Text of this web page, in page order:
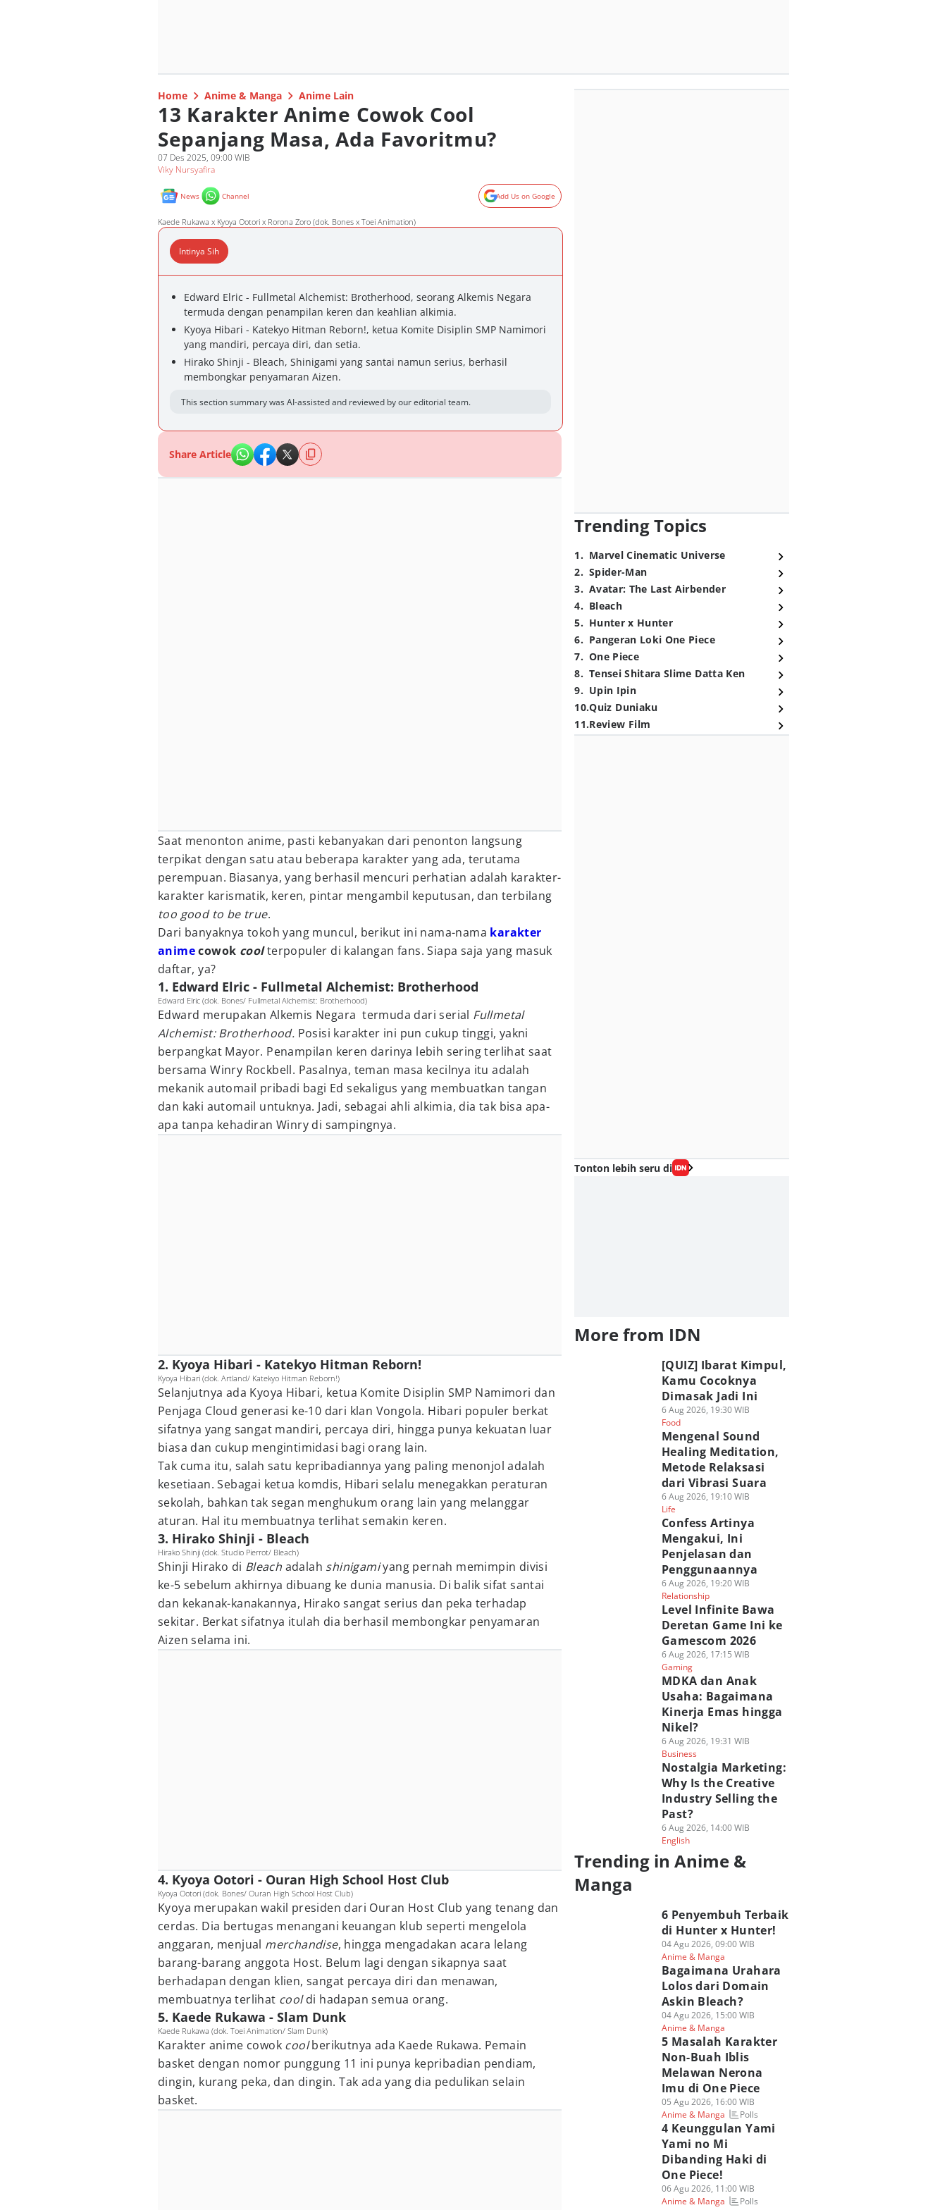
Home Anime & Manga Anime Lain
13 Karakter Anime Cowok Cool
Sepanjang Masa, Ada Favoritmu?
07 Des 2025, 09:00 WIB
Viky Nursyafira
News Channel Add Us on Google
Kaede Rukawa x Kyoya Ootori x Rorona Zoro (dok. Bones x Toei Animation)
Intinya Sih
Edward Elric - Fullmetal Alchemist: Brotherhood, seorang Alkemis Negara
termuda dengan penampilan keren dan keahlian alkimia.
Kyoya Hibari - Katekyo Hitman Reborn!, ketua Komite Disiplin SMP Namimori
yang mandiri, percaya diri, dan setia.
Hirako Shinji - Bleach, Shinigami yang santai namun serius, berhasil
membongkar penyamaran Aizen.
This section summary was AI-assisted and reviewed by our editorial team.
Share Article
Saat menonton anime, pasti kebanyakan dari penonton langsung
terpikat dengan satu atau beberapa karakter yang ada, terutama
perempuan. Biasanya, yang berhasil mencuri perhatian adalah karakter-
karakter karismatik, keren, pintar mengambil keputusan, dan terbilang
too good to be true.
Dari banyaknya tokoh yang muncul, berikut ini nama-nama karakter
animecowok coolterpopuler di kalangan fans. Siapa saja yang masuk
daftar, ya?
1. Edward Elric - Fullmetal Alchemist: Brotherhood
Edward Elric (dok. Bones/ Fullmetal Alchemist: Brotherhood)
Edward merupakan Alkemis Negara termuda dari serial Fullmetal
Alchemist: Brotherhood. Posisi karakter ini pun cukup tinggi, yakni
berpangkat Mayor. Penampilan keren darinya lebih sering terlihat saat
bersama Winry Rockbell. Pasalnya, teman masa kecilnya itu adalah
mekanik automail pribadi bagi Ed sekaligus yang membuatkan tangan
dan kaki automail untuknya. Jadi, sebagai ahli alkimia, dia tak bisa apa-
apa tanpa kehadiran Winry di sampingnya.
2. Kyoya Hibari - Katekyo Hitman Reborn!
Kyoya Hibari (dok. Artland/ Katekyo Hitman Reborn!)
Selanjutnya ada Kyoya Hibari, ketua Komite Disiplin SMP Namimori dan
Penjaga Cloud generasi ke-10 dari klan Vongola. Hibari populer berkat
sifatnya yang sangat mandiri, percaya diri, hingga punya kekuatan luar
biasa dan cukup mengintimidasi bagi orang lain.
Tak cuma itu, salah satu kepribadiannya yang paling menonjol adalah
kesetiaan. Sebagai ketua komdis, Hibari selalu menegakkan peraturan
sekolah, bahkan tak segan menghukum orang lain yang melanggar
aturan. Hal itu membuatnya terlihat semakin keren.
3. Hirako Shinji - Bleach
Hirako Shinji (dok. Studio Pierrot/ Bleach)
Shinji Hirako di Bleach adalah shinigamiyang pernah memimpin divisi
ke-5 sebelum akhirnya dibuang ke dunia manusia. Di balik sifat santai
dan kekanak-kanakannya, Hirako sangat serius dan peka terhadap
sekitar. Berkat sifatnya itulah dia berhasil membongkar penyamaran
Aizen selama ini.
4. Kyoya Ootori - Ouran High School Host Club
Kyoya Ootori (dok. Bones/ Ouran High School Host Club)
Kyoya merupakan wakil presiden dari Ouran Host Club yang tenang dan
cerdas. Dia bertugas menangani keuangan klub seperti mengelola
anggaran, menjual merchandise, hingga mengadakan acara lelang
barang-barang anggota Host. Belum lagi dengan sikapnya saat
berhadapan dengan klien, sangat percaya diri dan menawan,
membuatnya terlihat cooldi hadapan semua orang.
5. Kaede Rukawa - Slam Dunk
Kaede Rukawa (dok. Toei Animation/ Slam Dunk)
Karakter anime cowok coolberikutnya ada Kaede Rukawa. Pemain
basket dengan nomor punggung 11 ini punya kepribadian pendiam,
dingin, kurang peka, dan dingin. Tak ada yang dia pedulikan selain
basket.
Trending Topics
1. Marvel Cinematic Universe
2. Spider-Man
3. Avatar: The Last Airbender
4. Bleach
5. Hunter x Hunter
6. Pangeran Loki One Piece
7. One Piece
8. Tensei Shitara Slime Datta Ken
9. Upin Ipin
10.Quiz Duniaku
11.Review Film
Tonton lebih seru di
More from IDN
[QUIZ] Ibarat Kimpul,
Kamu Cocoknya
Dimasak Jadi Ini
6 Aug 2026, 19:30 WIB
Food
Mengenal Sound
Healing Meditation,
Metode Relaksasi
dari Vibrasi Suara
6 Aug 2026, 19:10 WIB
Life
Confess Artinya
Mengakui, Ini
Penjelasan dan
Penggunaannya
6 Aug 2026, 19:20 WIB
Relationship
Level Infinite Bawa
Deretan Game Ini ke
Gamescom 2026
6 Aug 2026, 17:15 WIB
Gaming
MDKA dan Anak
Usaha: Bagaimana
Kinerja Emas hingga
Nikel?
6 Aug 2026, 19:31 WIB
Business
Nostalgia Marketing:
Why Is the Creative
Industry Selling the
Past?
6 Aug 2026, 14:00 WIB
English
Trending in Anime &
Manga
6 Penyembuh Terbaik
di Hunter x Hunter!
04 Agu 2026, 09:00 WIB
Anime & Manga
Bagaimana Urahara
Lolos dari Domain
Askin Bleach?
04 Agu 2026, 15:00 WIB
Anime & Manga
5 Masalah Karakter
Non-Buah Iblis
Melawan Nerona
Imu di One Piece
05 Agu 2026, 16:00 WIB
Anime & Manga
Polls
4 Keunggulan Yami
Yami no Mi
Dibanding Haki di
One Piece!
06 Agu 2026, 11:00 WIB
Anime & Manga
Polls